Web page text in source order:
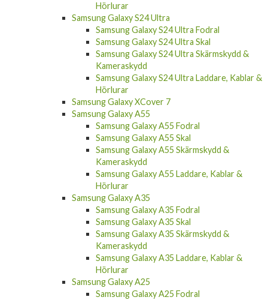
Hörlurar
Samsung Galaxy S24 Ultra
Samsung Galaxy S24 Ultra Fodral
Samsung Galaxy S24 Ultra Skal
Samsung Galaxy S24 Ultra Skärmskydd &
Kameraskydd
Samsung Galaxy S24 Ultra Laddare, Kablar &
Hörlurar
Samsung Galaxy XCover 7
Samsung Galaxy A55
Samsung Galaxy A55 Fodral
Samsung Galaxy A55 Skal
Samsung Galaxy A55 Skärmskydd &
Kameraskydd
Samsung Galaxy A55 Laddare, Kablar &
Hörlurar
Samsung Galaxy A35
Samsung Galaxy A35 Fodral
Samsung Galaxy A35 Skal
Samsung Galaxy A35 Skärmskydd &
Kameraskydd
Samsung Galaxy A35 Laddare, Kablar &
Hörlurar
Samsung Galaxy A25
Samsung Galaxy A25 Fodral